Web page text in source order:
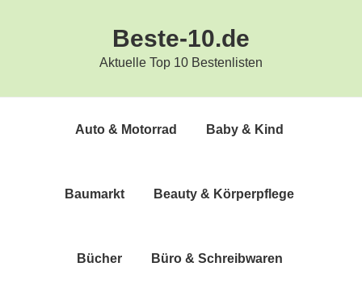
Beste-10.de
Aktuelle Top 10 Bestenlisten
Auto & Motorrad Baby & Kind
Bau­markt Beau­ty & Körperpflege
Bücher Büro & Schreibwaren